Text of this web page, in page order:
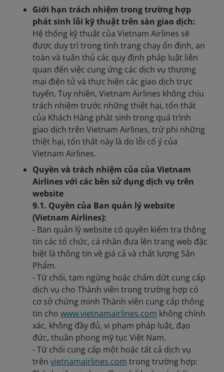
Giới hạn trách nhiệm trong trường hợp
phát sinh lỗi kỹ thuật trên sàn giao dịch:
Hệ thống kỹ thuật của Vietnam Airlines sẽ
được duy trì trong tình trạng chạy ổn định, an
toàn và tuân thủ các quy định pháp luật liên
quan đến việc cung ứng các dịch vụ thương
mại điện tử và thực hiện các giao dịch trực
tuyến. Tuy nhiên, Vietnam Airlines không chịu
trách nhiệm trước những thiệt hại, tổn thất
của Khách Hàng phát sinh trong quá trình
giao dịch trên Vietnam Airlines, trừ phi những
thiệt hại, tổn thất này là do lỗi cố ý của
Vietnam Airlines.
Quyền và trách nhiệm của của Vietnam
Airlines với các bên sử dụng dịch vụ trên
website
9.1. Quyền của Ban quản lý website
(Vietnam Airlines):
- Ban quản lý website có quyền kiểm tra thông
tin các tổ chức, cá nhân đưa lên trang web đặc
biệt là thông tin về giá cả và chất lượng Sản
Phẩm.
- Từ chối, tạm ngừng hoặc chấm dứt cung cấp
dịch vụ cho Thành viên trong trường hợp có
cơ sở chứng minh Thành viên cung cấp thông
tin cho www.vietnamairlines.com không chính
xác, không đầy đủ, vi phạm pháp luật, đạo
đức, thuần phong mỹ tục Việt Nam.
- Từ chối cung cấp một hoặc tất cả dịch vụ
trên vietnamairlines.com trong trường hợp: